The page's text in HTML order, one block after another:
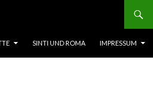
SINTI UND ROMA IMPRESSUM